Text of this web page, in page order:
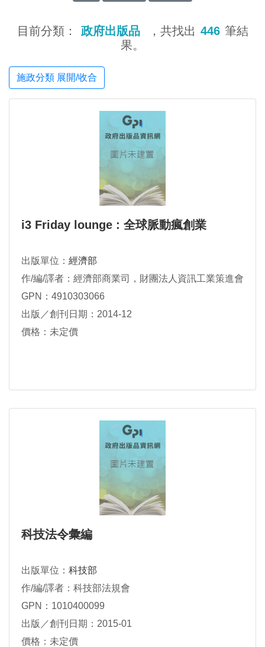
目前分類： 政府出版品 ，共找出 446 筆結
果。
施政分類 展開/收合
i3 Friday lounge : 全球脈動瘋創業
出版單位： 經濟部
作/編/譯者：經濟部商業司，財團法人資訊工業策進會
GPN：4910303066
出版／創刊日期：2014-12
價格：未定價
科技法令彙編
出版單位： 科技部
作/編/譯者：科技部法規會
GPN：1010400099
出版／創刊日期：2015-01
價格：未定價